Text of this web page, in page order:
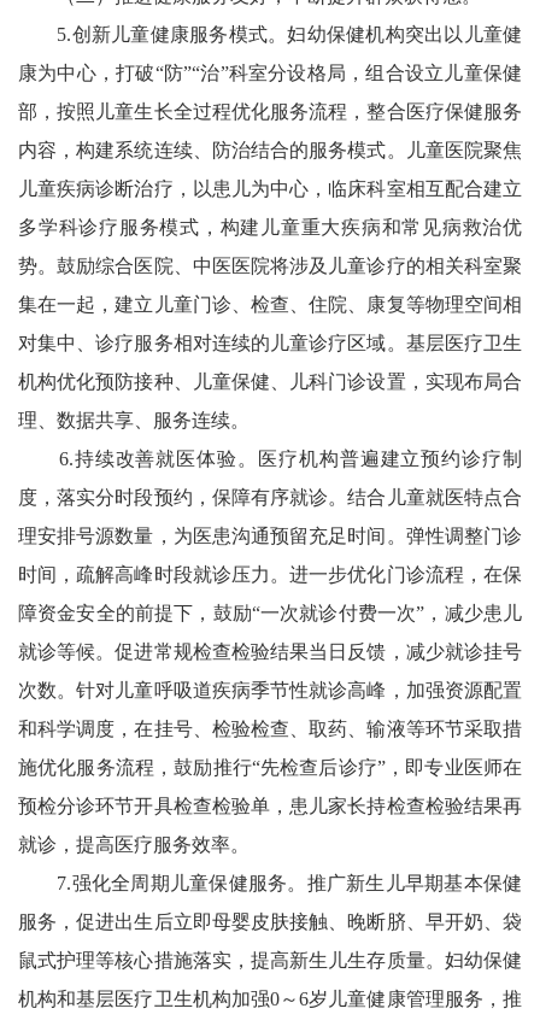
5.创新儿童健康服务模式。妇幼保健机构突出以儿童健
康为中心，打破“防”“治”科室分设格局，组合设立儿童保健
部，按照儿童生长全过程优化服务流程，整合医疗保健服务
内容，构建系统连续、防治结合的服务模式。儿童医院聚焦
儿童疾病诊断治疗，以患儿为中心，临床科室相互配合建立
多学科诊疗服务模式，构建儿童重大疾病和常见病救治优
势。鼓励综合医院、中医医院将涉及儿童诊疗的相关科室聚
集在一起，建立儿童门诊、检查、住院、康复等物理空间相
对集中、诊疗服务相对连续的儿童诊疗区域。基层医疗卫生
机构优化预防接种、儿童保健、儿科门诊设置，实现布局合
理、数据共享、服务连续。
6.持续改善就医体验。医疗机构普遍建立预约诊疗制
度，落实分时段预约，保障有序就诊。结合儿童就医特点合
理安排号源数量，为医患沟通预留充足时间。弹性调整门诊
时间，疏解高峰时段就诊压力。进一步优化门诊流程，在保
障资金安全的前提下，鼓励“一次就诊付费一次”，减少患儿
就诊等候。促进常规检查检验结果当日反馈，减少就诊挂号
次数。针对儿童呼吸道疾病季节性就诊高峰，加强资源配置
和科学调度，在挂号、检验检查、取药、输液等环节采取措
施优化服务流程，鼓励推行“先检查后诊疗”，即专业医师在
预检分诊环节开具检查检验单，患儿家长持检查检验结果再
就诊，提高医疗服务效率。
7.强化全周期儿童保健服务。推广新生儿早期基本保健
服务，促进出生后立即母婴皮肤接触、晚断脐、早开奶、袋
鼠式护理等核心措施落实，提高新生儿生存质量。妇幼保健
机构和基层医疗卫生机构加强0～6岁儿童健康管理服务，推